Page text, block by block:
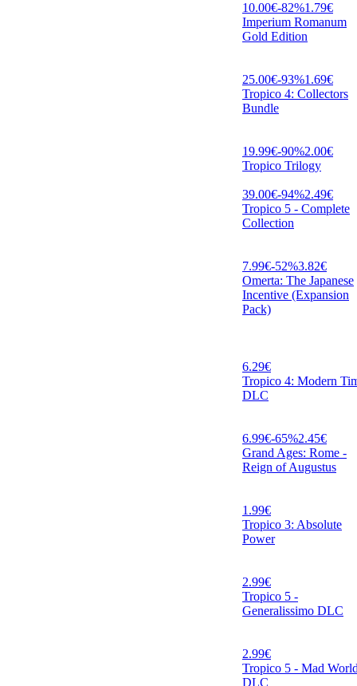
10.00€-82%1.79€
Imperium Romanum
Gold Edition
25.00€-93%1.69€
Tropico 4: Collectors
Bundle
19.99€-90%2.00€
Tropico Trilogy
39.00€-94%2.49€
Tropico 5 - Complete
Collection
7.99€-52%3.82€
Omerta: The Japanese
Incentive (Expansion
Pack)
6.29€
Tropico 4: Modern
DLC
6.99€-65%2.45€
Grand Ages: Rome -
Reign of Augustus
1.99€
Tropico 3: Absolute
Power
2.99€
Tropico 5 -
Generalissimo DLC
2.99€
Tropico 5 - Mad
DLC